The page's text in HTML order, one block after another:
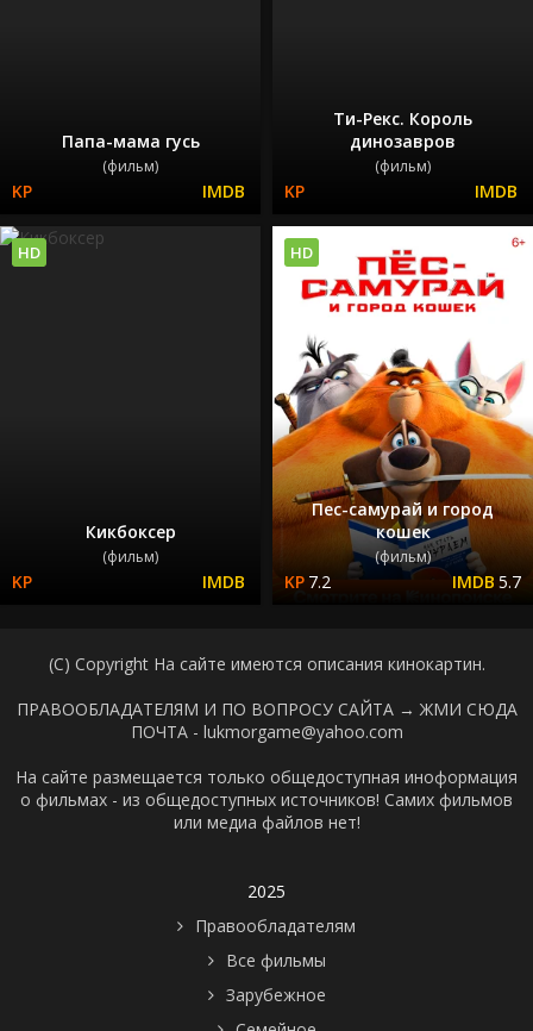
Папа-мама гусь
(фильм)
Ти-Рекс. Король
динозавров
(фильм)
Кикбоксер
(фильм)
HD
Пес-самурай и город
кошек
(фильм)
7.2 5.7
HD
(C) Copyright На сайте имеются описания кинокартин.
ПРАВООБЛАДАТЕЛЯМ И ПО ВОПРОСУ САЙТА → ЖМИ СЮДА
ПОЧТА - lukmorgame@yahoo.com
На сайте размещается только общедоступная иноформация
о фильмах - из общедоступных источников! Самих фильмов
или медиа файлов нет!
2025
Правообладателям
Все фильмы
Зарубежное